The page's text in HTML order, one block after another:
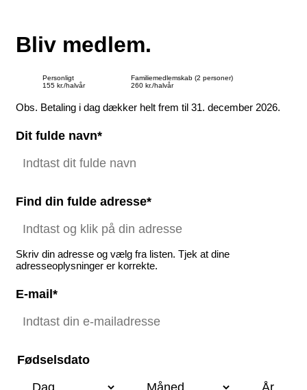
Bliv medlem.
Personligt
155 kr./halvår
Familiemedlemskab (2 personer)
260 kr./halvår
Obs. Betaling i dag dækker helt frem til 31. december 2026.
Dit fulde navn*
Find din fulde adresse*
Skriv din adresse og vælg fra listen. Tjek at dine
adresseoplysninger er korrekte.
E-mail*
Fødselsdato